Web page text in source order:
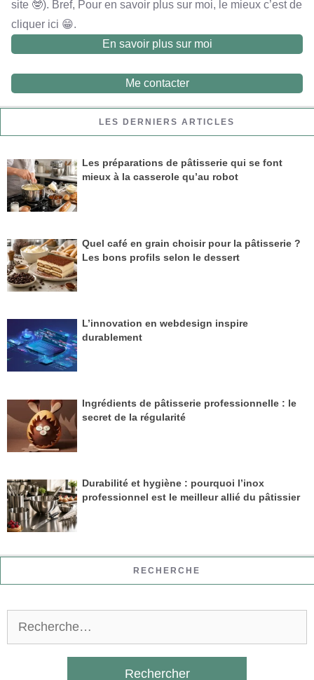
site 🤓). Bref, Pour en savoir plus sur moi, le mieux c’est de
cliquer ici 😁.
En savoir plus sur moi
Me contacter
LES DERNIERS ARTICLES
Les préparations de pâtisserie qui se font
mieux à la casserole qu’au robot
Quel café en grain choisir pour la pâtisserie ?
Les bons profils selon le dessert
L’innovation en webdesign inspire
durablement
Ingrédients de pâtisserie professionnelle : le
secret de la régularité
Durabilité et hygiène : pourquoi l’inox
professionnel est le meilleur allié du pâtissier
RECHERCHE